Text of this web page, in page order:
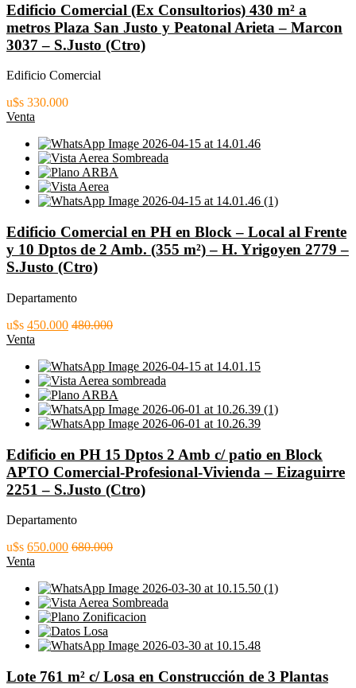
Edificio Comercial (Ex Consultorios) 430 m² a
metros Plaza San Justo y Peatonal Arieta – Marcon
3037 – S.Justo (Ctro)
Edificio Comercial
u$s 330.000
Venta
Edificio Comercial en PH en Block – Local al Frente
y 10 Dptos de 2 Amb. (355 m²) – H. Yrigoyen 2779 –
S.Justo (Ctro)
Departamento
u$s 450.000 480.000
Venta
Edificio en PH 15 Dptos 2 Amb c/ patio en Block
APTO Comercial-Profesional-Vivienda – Eizaguirre
2251 – S.Justo (Ctro)
Departamento
u$s 650.000 680.000
Venta
Lote 761 m² c/ Losa en Construcción de 3 Plantas